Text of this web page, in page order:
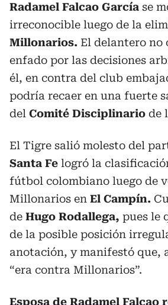
Radamel Falcao García se
irreconocible luego de la
Millonarios. El delantero no
enfado por las decisiones
él, en contra del club
podría recaer en una fuerte
del Comité Disciplinario de
El Tigre salió molesto del
Santa Fe logró la
fútbol colombiano luego de
Millonarios en El Campín.
de Hugo Rodallega, pues le
de la posible posición
anotación, y manifestó que,
“era contra Millonarios”.
Esposa de Radamel Falcao